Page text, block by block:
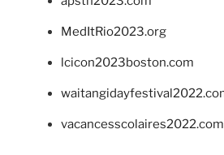
MedItRio2023.org
lcicon2023boston.com
vacancesscolaires2022.com